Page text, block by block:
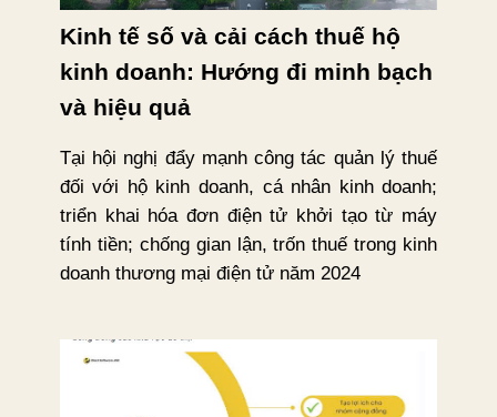
Kinh tế số và cải cách thuế hộ
kinh doanh: Hướng đi minh bạch
và hiệu quả
Tại hội nghị đẩy mạnh công tác quản lý thuế
đối với hộ kinh doanh, cá nhân kinh doanh;
triển khai hóa đơn điện tử khởi tạo từ máy
tính tiền; chống gian lận, trốn thuế trong kinh
doanh thương mại điện tử năm 2024